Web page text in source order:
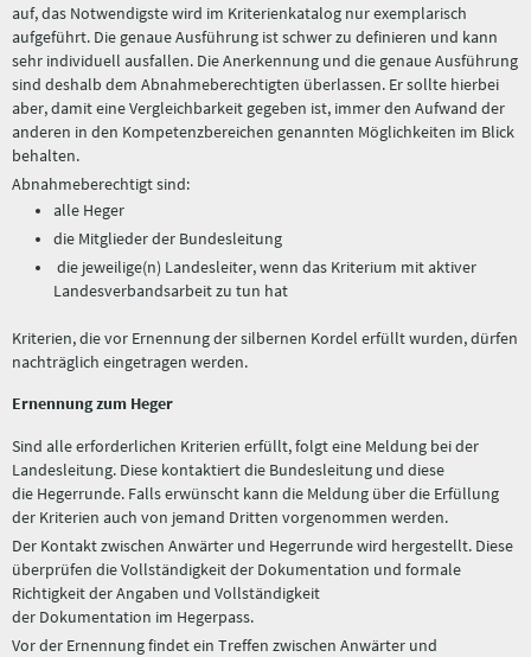
auf, das Notwendigste wird im Kriterienkatalog nur exemplarisch
aufgeführt. Die genaue Ausführung ist schwer zu definieren und kann
sehr individuell ausfallen. Die Anerkennung und die genaue Ausführung
sind deshalb dem Abnahmeberechtigten überlassen. Er sollte hierbei
aber, damit eine Vergleichbarkeit gegeben ist, immer den Aufwand der
anderen in den Kompetenzbereichen genannten Möglichkeiten im Blick
behalten.
Abnahmeberechtigt sind:
alle Heger
die Mitglieder der Bundesleitung
die jeweilige(n) Landesleiter, wenn das Kriterium mit aktiver
Landesverbandsarbeit zu tun hat
Kriterien, die vor Ernennung der silbernen Kordel erfüllt wurden, dürfen
nachträglich eingetragen werden.
Ernennung zum Heger
Sind alle erforderlichen Kriterien erfüllt, folgt eine Meldung bei der
Landesleitung. Diese kontaktiert die Bundesleitung und diese
die Hegerrunde. Falls erwünscht kann die Meldung über die Erfüllung
der Kriterien auch von jemand Dritten vorgenommen werden.
Der Kontakt zwischen Anwärter und Hegerrunde wird hergestellt. Diese
überprüfen die Vollständigkeit der Dokumentation und formale
Richtigkeit der Angaben und Vollständigkeit
der Dokumentation im Hegerpass.
Vor der Ernennung findet ein Treffen zwischen Anwärter und